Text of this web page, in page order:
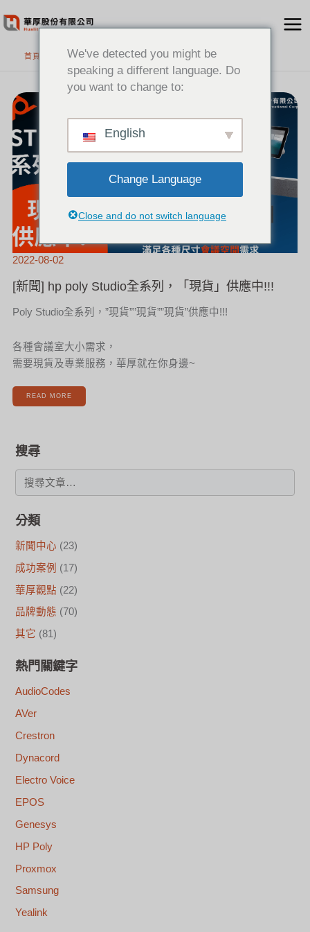
至
首頁
2022-08-02
[新聞] hp poly Studio全系列，「現貨」供應中!!!
Poly Studio全系列，”現貨””現貨””現貨”供應中!!!
各種會議室大小需求，
需要現貨及專業服務，華厚就在你身邊~
聞]
HP
POLY
STUDIO
列，
應
中!!!
READ MORE
搜尋
分類
新聞中心 (23)
成功案例 (17)
華厚觀點 (22)
品牌動態 (70)
其它 (81)
熱門關鍵字
AudioCodes
AVer
Crestron
Dynacord
Electro Voice
EPOS
Genesys
HP Poly
Proxmox
Samsung
Yealink
We've detected you might be
speaking a different language. Do
you want to change to:
English
Change Language
Close and do not switch language